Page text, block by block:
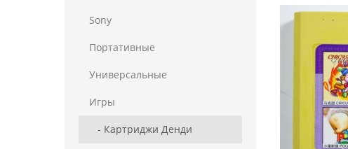
Sony
Портативные
Универсальные
Игры
- Картриджи Денди